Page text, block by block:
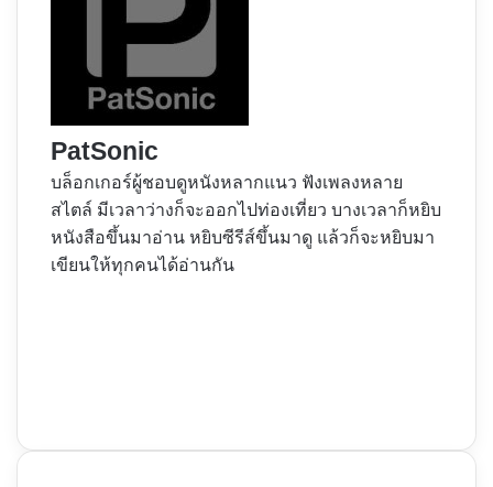
PatSonic
บล็อกเกอร์ผู้ชอบดูหนังหลากแนว ฟังเพลงหลาย
สไตล์ มีเวลาว่างก็จะออกไปท่องเที่ยว บางเวลาก็หยิบ
หนังสือขึ้นมาอ่าน หยิบซีรีส์ขึ้นมาดู แล้วก็จะหยิบมา
เขียนให้ทุกคนได้อ่านกัน